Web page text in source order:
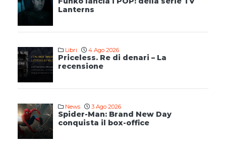
Lanterns
Libri 4 Ago 2026
Priceless. Re di denari – La
recensione
News 3 Ago 2026
Spider-Man: Brand New Day
conquista il box-office